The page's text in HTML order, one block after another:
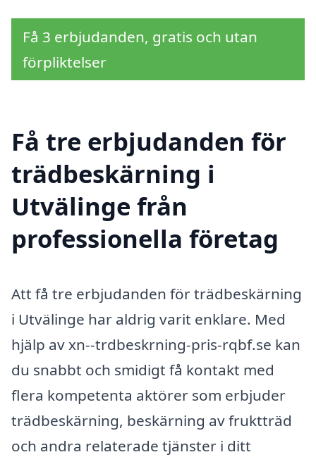
Få 3 erbjudanden, gratis och utan
förpliktelser
Få tre erbjudanden för
trädbeskärning i
Utvälinge från
professionella företag
Att få tre erbjudanden för trädbeskärning
i Utvälinge har aldrig varit enklare. Med
hjälp av xn--trdbeskrning-pris-rqbf.se kan
du snabbt och smidigt få kontakt med
flera kompetenta aktörer som erbjuder
trädbeskärning, beskärning av fruktträd
och andra relaterade tjänster i ditt